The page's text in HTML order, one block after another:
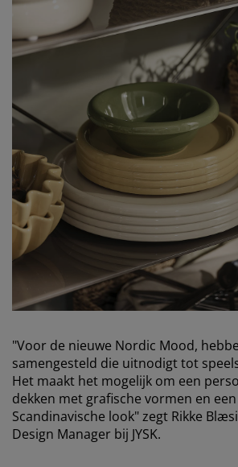
"Voor de nieuwe Nordic Mood,
samengesteld die uitnodigt tot
Het maakt het mogelijk om een
dekken met grafische vormen en
Scandinavische look" zegt Rikke
Design Manager bij JYSK.